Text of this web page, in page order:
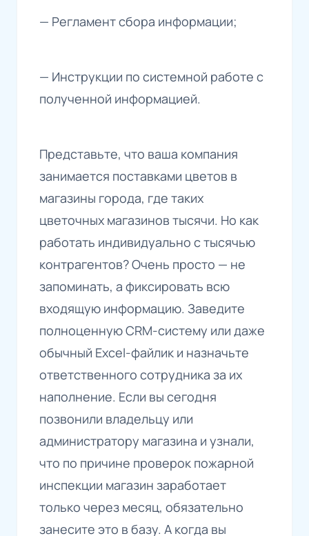
— Регламент сбора информации;
— Инструкции по системной работе с
полученной информацией.
Представьте, что ваша компания
занимается поставками цветов в
магазины города, где таких
цветочных магазинов тысячи. Но как
работать индивидуально с тысячью
контрагентов? Очень просто — не
запоминать, а фиксировать всю
входящую информацию. Заведите
полноценную CRM-систему или даже
обычный Excel-файлик и назначьте
ответственного сотрудника за их
наполнение. Если вы сегодня
позвонили владельцу или
администратору магазина и узнали,
что по причине проверок пожарной
инспекции магазин заработает
только через месяц, обязательно
занесите это в базу. А когда вы